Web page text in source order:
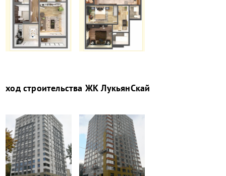
ход строительства ЖК ЛукьянСкай